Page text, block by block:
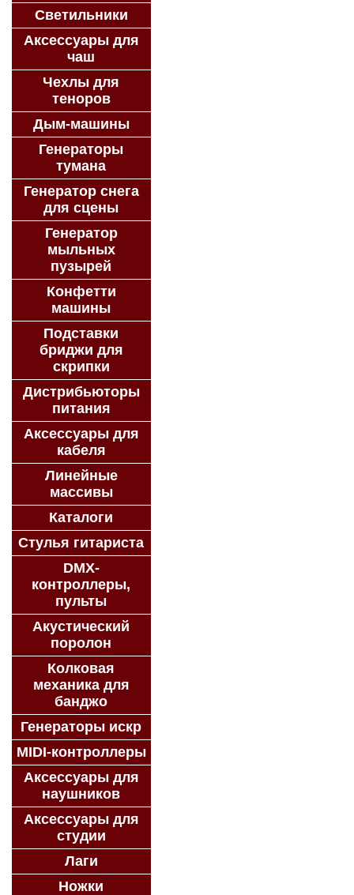
Светильники
Аксессуары для
чаш
Чехлы для
теноров
Дым-машины
Генераторы
тумана
Генератор снега
для сцены
Генератор
мыльных
пузырей
Конфетти
машины
Подставки
бриджи для
скрипки
Дистрибьюторы
питания
Аксессуары для
кабеля
Линейные
массивы
Каталоги
Стулья гитариста
DMX-
контроллеры,
пульты
Акустический
поролон
Колковая
механика для
банджо
Генераторы искр
MIDI-контроллеры
Аксессуары для
наушников
Аксессуары для
студии
Лаги
Ножки